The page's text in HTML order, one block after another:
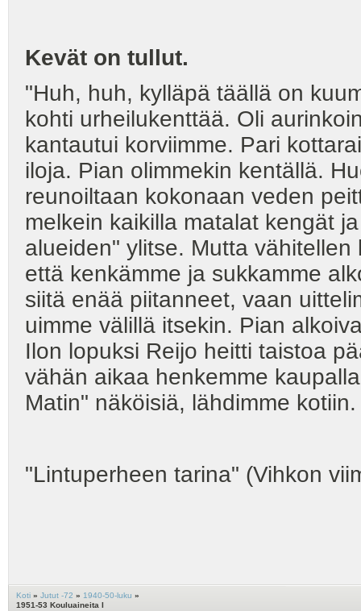
Kevät on tullut.
"Huh, huh, kylläpä täällä on
kohti urheilukenttää. Oli
kantautui korviimme. Pari
iloja. Pian olimmekin kentällä.
reunoiltaan kokonaan veden
melkein kaikilla matalat kengät
alueiden" ylitse. Mutta
että kenkämme ja sukkamme
siitä enää piitanneet, vaan
uimme välillä itsekin. Pian
Ilon lopuksi Reijo heitti taistoa
vähän aikaa henkemme
Matin" näköisiä, lähdimme
"Lintuperheen tarina" (Vihkon
Koti » Jutut -72 » 1940-50-luku »
1951-53 Kouluaineita I